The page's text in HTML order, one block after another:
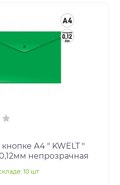
А4 " KWELT "
непрозрачная
10 шт